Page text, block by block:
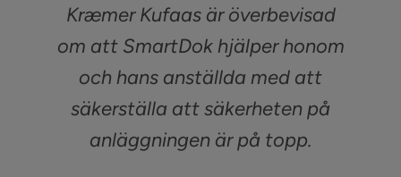
Kræmer Kufaas är överbevisad
om att SmartDok hjälper honom
och hans anställda med att
säkerställa att säkerheten på
anläggningen är på topp.